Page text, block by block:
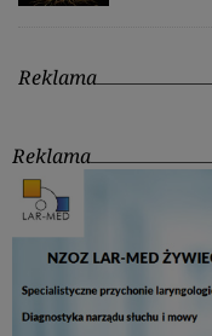
Reklama
Reklama